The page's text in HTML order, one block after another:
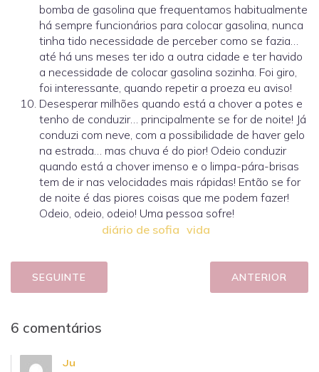
bomba de gasolina que frequentamos habitualmente
há sempre funcionários para colocar gasolina, nunca
tinha tido necessidade de perceber como se fazia…
até há uns meses ter ido a outra cidade e ter havido
a necessidade de colocar gasolina sozinha. Foi giro,
foi interessante, quando repetir a proeza eu aviso!
Desesperar milhões quando está a chover a potes e
tenho de conduzir… principalmente se for de noite! Já
conduzi com neve, com a possibilidade de haver gelo
na estrada… mas chuva é do pior! Odeio conduzir
quando está a chover imenso e o limpa-pára-brisas
tem de ir nas velocidades mais rápidas! Então se for
de noite é das piores coisas que me podem fazer!
Odeio, odeio, odeio! Uma pessoa sofre!
diário de sofia vida
SEGUINTE ANTERIOR
6 comentários
Ju